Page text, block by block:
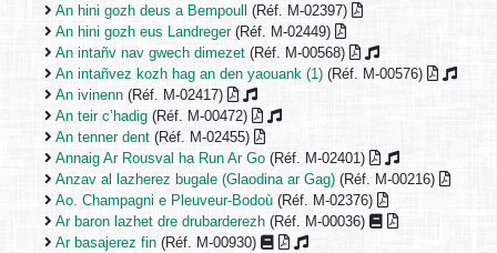
An hini gozh deus a Bempoull
(Réf. M-02397)
An hini gozh eus Landreger(Réf. M-02449)
An intañv nav gwech dimezet (Réf. M-00568)
An intañvez kozh hag an den yaouank (1) (Réf. M-00576)
An ivinenn (Réf. M-02417)
An teir c’hadig (Réf. M-00472)
An tenner dent (Réf. M-02455)
Annaig Ar Rousval ha Run Ar Go (Réf. M-02401)
Anzav al lazherez bugale (Glaodina ar Gag) (Réf. M-00216)
Ao. Champagni e Pleuveur-Bodoù (Réf. M-02376)
Ar baron lazhet dre drubarderezh (Réf. M-00036)
Ar basajerez fin (Réf. M-00930)